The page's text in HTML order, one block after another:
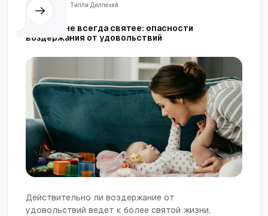
Тилли Диллехей
Труднее не всегда святее: опасности
воздержания от удовольствий
Действительно ли воздержание от
удовольствий ведет к более святой жизни,